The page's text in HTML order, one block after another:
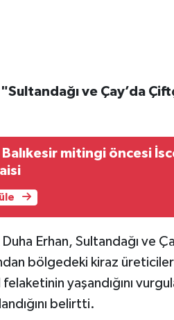
ve Çay’da
Balıkesir mitingi öncesi
Erhan, Sultandağı ve
bölgedeki kiraz
felaketinin yaşandığını
belirtti.